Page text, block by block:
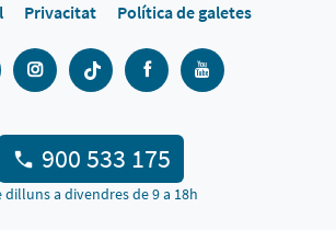
Privacitat Política de galetes
900 533 175
dilluns a divendres de 9 a 18h